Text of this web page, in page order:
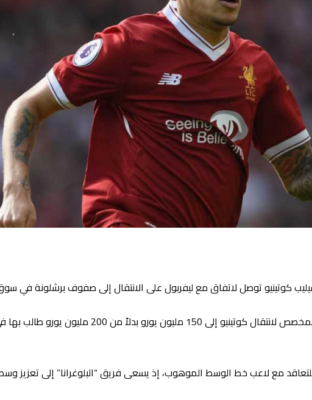
كوتينيو توصل لاتفاق مع ليفربول على الانتقال إلى صفوف برشلونة في
وأشارت الصحيفة إلى أن ليفربول قرر تخفيض المبلغ المخصص لانتقال
مع لاعب خط الوسط الموهوب، إذ يسعى فريق “البلوغرانا” إلى تعزيز